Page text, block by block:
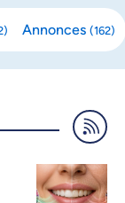
) Annonces (162)